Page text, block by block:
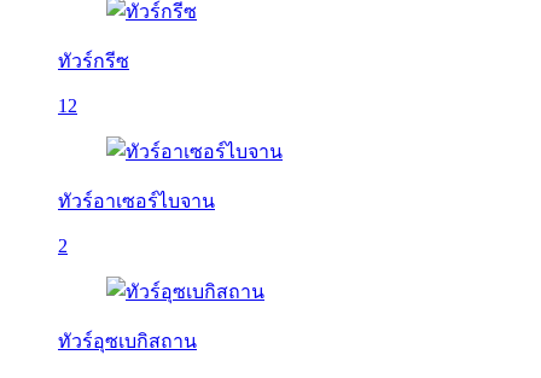
ทัวร์กรีซ
12
ทัวร์อาเซอร์ไบจาน
2
ทัวร์อุซเบกิสถาน